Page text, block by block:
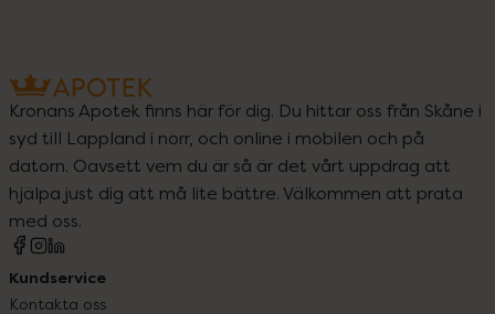
Kronans Apotek finns här för dig. Du hittar oss från Skåne i
syd till Lappland i norr, och online i mobilen och på
datorn. Oavsett vem du är så är det vårt uppdrag att
hjälpa just dig att må lite bättre. Välkommen att prata
med oss.
Kundservice
Kontakta oss